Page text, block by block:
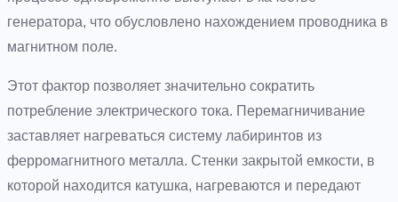
генератора, что обусловлено нахождением проводника в
магнитном поле.
Этот фактор позволяет значительно сократить
потребление электрического тока. Перемагничивание
заставляет нагреваться систему лабиринтов из
ферромагнитного металла. Стенки закрытой емкости, в
которой находится катушка, нагреваются и передают